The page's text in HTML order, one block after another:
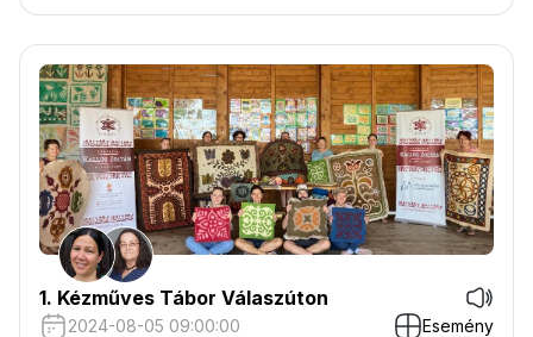
1. Kézműves Tábor Válaszúton
2024-08-05 09:00:00 Esemény